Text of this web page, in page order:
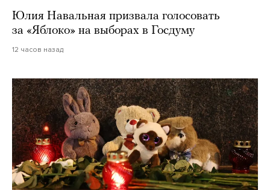
Юлия Навальная призвала голосовать
за «Яблоко» на выборах в Госдуму
12 часов назад